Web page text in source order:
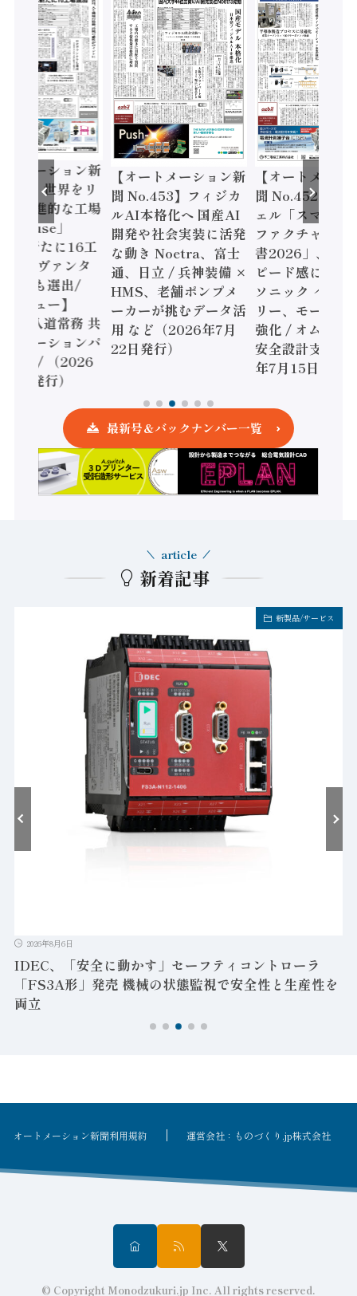
トメーション新
】世界をリ
る先進的な工場
」
は新たに16工
日立ヴァンタ
工場も選出/
ビュー】
八道常務 共
リューションパ
ーへ / （2026
日発行）
【オートメーション新
聞 No.453】フィジカ
ルAI本格化へ 国産AI
開発や社会実装に活発
な動き Noetra、富士
通、日立 / 兵神装備 ×
HMS、老舗ポンプメ
ーカーが挑むデータ活
用 など（2026年7月
22日発行）
【オートメーシ
聞 No.452】ロ
ェル「スマート
ファクチャリン
書2026」、日
ピード感に課題
ソニック インダ
リー、モーショ
強化 / オムロン
安全設計支援（
年7月15日発行
最新号＆バックナンバー一覧
新着記事
article
新製品/サービス
2026年8月6日
IDEC、「安全に動かす」セーフティコントローラ
「FS3A形」発売 機械の状態監視で安全性と生産性を
両立
オートメーション新聞利用規約 運営会社：ものづくり.jp株式会社
© Copyright Monodzukuri.jp Inc. All rights reserved.